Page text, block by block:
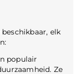
elk
populair
Ze